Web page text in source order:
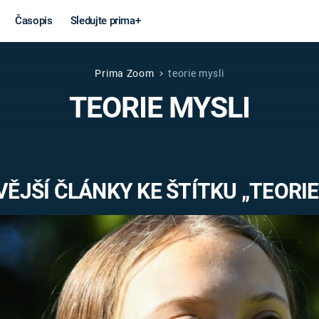
Časopis Sledujte prima+
Věda a
technika
MARS
VÁLEČNÉ
Záhady a
Prima Zoom teorie mysli
TEORIE MYSLI
ČLÁNKY KE ŠTÍTKU